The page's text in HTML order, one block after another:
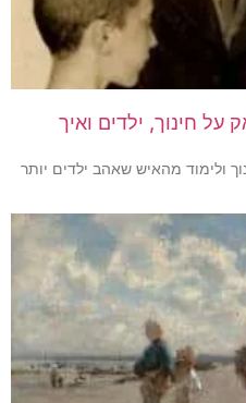
על חינוך, ילדים ואיך
ולימוד מהאיש שאהב ילדים יותר